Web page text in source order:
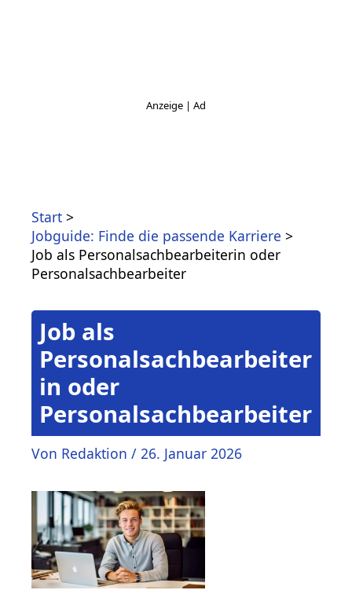
Start
Jobguide: Finde die passende Karriere
Job als Personalsachbearbeiterin oder
Personalsachbearbeiter
Job als
Personalsachbearbeiter
in oder
Personalsachbearbeiter
Von Redaktion / 26. Januar 2026